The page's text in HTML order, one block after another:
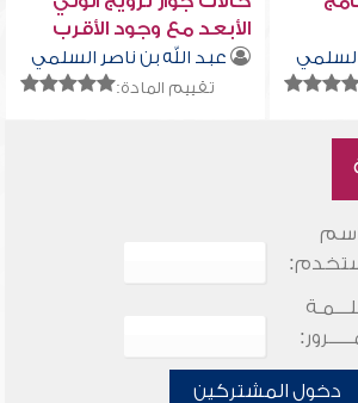
السلمي
الأبعد مع وجود الأقرب
عبد الله بن ناصر السلمي
تقييم المادة:
دخول المشتركين